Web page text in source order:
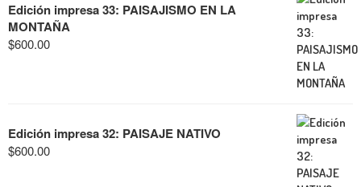
Edición impresa 33: PAISAJISMO EN LA
MONTAÑA
$600.00
Edición impresa 32: PAISAJE NATIVO
$600.00